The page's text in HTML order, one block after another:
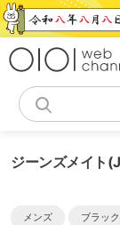
コ
ン
ジーンズメイト
メンズ ブラッ